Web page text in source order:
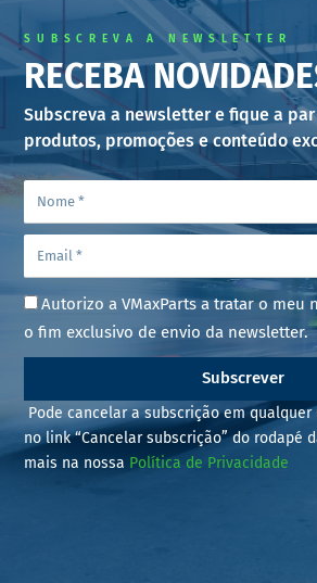
SUBSCREVA A NEWSLETTER
RECEBA
Subscreva a newsletter e fique a
produtos, promoções e conteúdo
Autorizo a VMaxParts a tratar o meu
o fim exclusivo de envio da newsletter.
Subscrever
Pode cancelar a subscrição em
no link “Cancelar subscrição” do rodapé
mais na nossa Política de Privacidade